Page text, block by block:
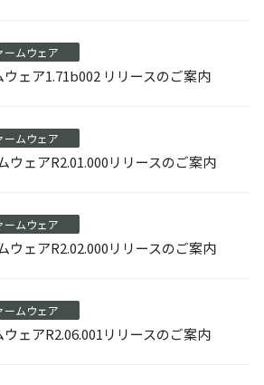
ームウェア
ェア1.71b002 リリースのご案内
ームウェア
ウェアR2.01.000リリースのご案内
ームウェア
ウェアR2.02.000リリースのご案内
ームウェア
ェアR2.06.001リリースのご案内